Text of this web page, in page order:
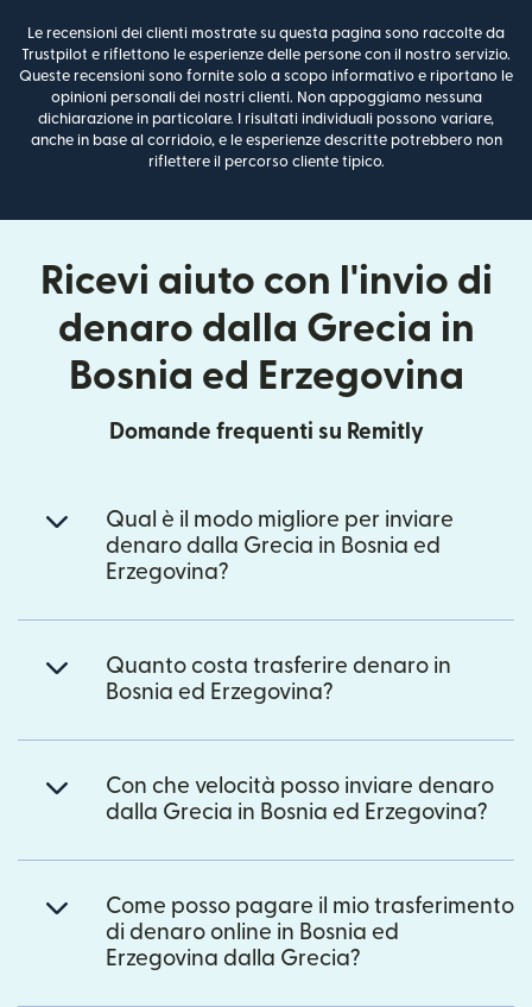
Le recensioni dei clienti mostrate su questa pagina sono raccolte da
Trustpilot e riflettono le esperienze delle persone con il nostro servizio.
Queste recensioni sono fornite solo a scopo informativo e riportano le
opinioni personali dei nostri clienti. Non appoggiamo nessuna
dichiarazione in particolare. I risultati individuali possono variare,
anche in base al corridoio, e le esperienze descritte potrebbero non
riflettere il percorso cliente tipico.
Ricevi aiuto con l'invio di
denaro dalla Grecia in
Bosnia ed Erzegovina
Domande frequenti su Remitly
Qual è il modo migliore per inviare
denaro dalla Grecia in Bosnia ed
Erzegovina?
Quanto costa trasferire denaro in
Bosnia ed Erzegovina?
Con che velocità posso inviare denaro
dalla Grecia in Bosnia ed Erzegovina?
Come posso pagare il mio trasferimento
di denaro online in Bosnia ed
Erzegovina dalla Grecia?